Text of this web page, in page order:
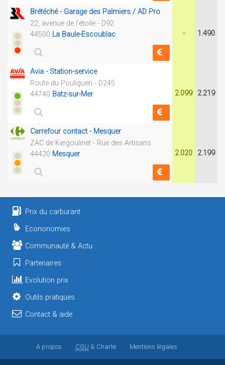
Brétéché - Garage des Palmiers / AD Pro
22, avenue de l'étoile - D92
44500 La Baule-Escoublac - 1.490
Avia - Station-service
Route du Pouliguen - D245
44740 Batz-sur-Mer 2.099 2.219
Carrefour contact - Mesquer
ZAC de Kergoulinet - Rue des Artisans
44420 Mesquer 2.020 2.199
Prix du carburant
Econonomies
Communauté & Actu
Partenaires
Evolution prix
Outils pratiques
Contact & aide
A propos CGU & Charte Mentions légales